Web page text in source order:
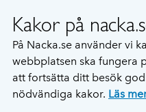
Kakor på
På Nacka.se använder vi
webbplatsen ska fungera
att fortsätta ditt besök
nödvändiga kakor. Läs